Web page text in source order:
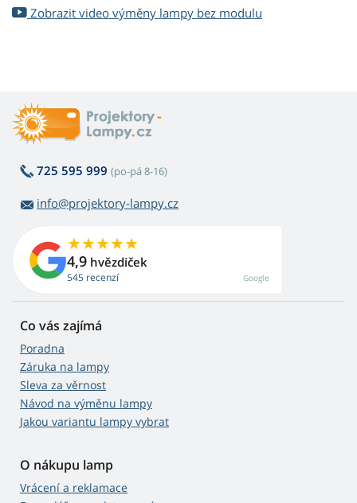
Zobrazit video výměny lampy bez modulu
725 595 999 (po-pá 8-16)
info@projektory-lampy.cz
4,9 hvězdiček
545 recenzí Google
Co vás zajímá
Poradna
Záruka na lampy
Sleva za věrnost
Návod na výměnu lampy
Jakou variantu lampy vybrat
O nákupu lamp
Vrácení a reklamace